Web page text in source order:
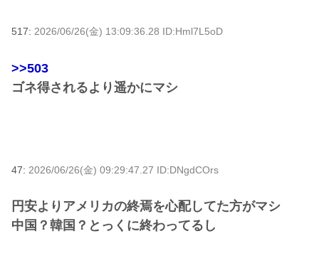
517: 2026/06/26(金) 13:09:36.28 ID:Hml7L5oD
>>503
ゴネ得されるより遥かにマシ
47: 2026/06/26(金) 09:29:47.27 ID:DNgdCOrs
円安よりアメリカの終焉を心配してた方がマシ
中国？韓国？とっくに終わってるし